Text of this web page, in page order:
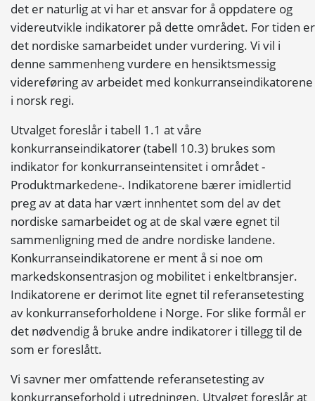
det er naturlig at vi har et ansvar for å oppdatere og
videreutvikle indikatorer på dette området. For tiden er
det nordiske samarbeidet under vurdering. Vi vil i
denne sammenheng vurdere en hensiktsmessig
videreføring av arbeidet med konkurranseindikatorene
i norsk regi.
Utvalget foreslår i tabell 1.1 at våre
konkurranseindikatorer (tabell 10.3) brukes som
indikator for konkurranseintensitet i området -
Produktmarkedene-. Indikatorene bærer imidlertid
preg av at data har vært innhentet som del av det
nordiske samarbeidet og at de skal være egnet til
sammenligning med de andre nordiske landene.
Konkurranseindikatorene er ment å si noe om
markedskonsentrasjon og mobilitet i enkeltbransjer.
Indikatorene er derimot lite egnet til referansetesting
av konkurranseforholdene i Norge. For slike formål er
det nødvendig å bruke andre indikatorer i tillegg til de
som er foreslått.
Vi savner mer omfattende referansetesting av
konkurranseforhold i utredningen. Utvalget foreslår at